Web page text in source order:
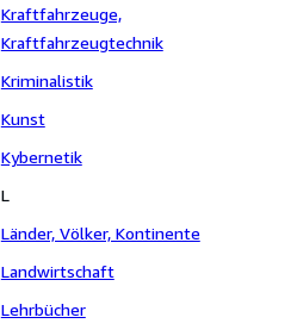
Kraftfahrzeuge,
Kraftfahrzeugtechnik
Kriminalistik
Kunst
Kybernetik
L
Länder, Völker, Kontinente
Landwirtschaft
Lehrbücher